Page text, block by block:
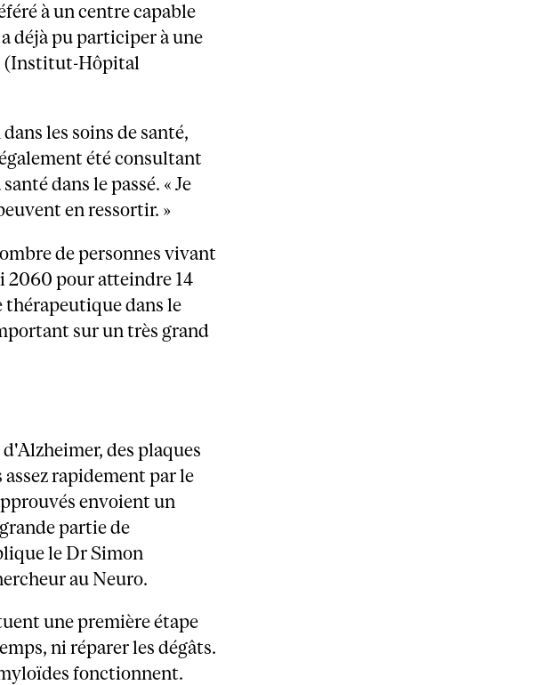
à un centre capable
déjà pu participer à une
(Institut-Hôpital
les soins de santé,
été consultant
dans le passé. « Je
en ressortir. »
de personnes vivant
2060 pour atteindre 14
thérapeutique dans le
sur un très grand
d'Alzheimer, des plaques
rapidement par le
envoient un
partie de
le Dr Simon
au Neuro.
une première étape
ni réparer les dégâts.
fonctionnent.